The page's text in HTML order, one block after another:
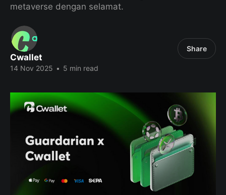
metaverse dengan selamat.
Cwallet
14 Nov 2025 • 5 min read
Share